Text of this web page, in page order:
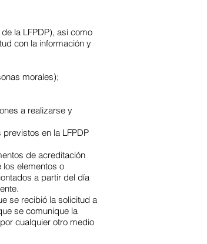
la LFPDP), así como
con la información y
morales);
a realizarse y
en la LFPDP
de acreditación
elementos o
a partir del día
se recibió la solicitud a
se comunique la
cualquier otro medio